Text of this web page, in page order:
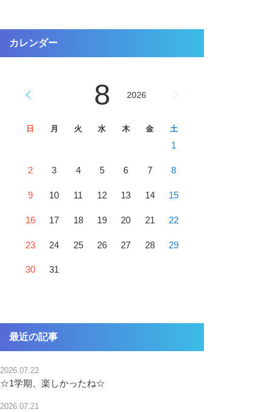
カレンダー
8 2026
日 月 火 水 木 金 土
1
2 3 4 5 6 7 8
9 10 11 12 13 14 15
16 17 18 19 20 21 22
23 24 25 26 27 28 29
30 31
最近の記事
2026.07.22
☆1学期、楽しかったね☆
2026.07.21